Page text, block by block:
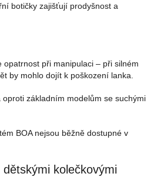
botičky zajišťují prodyšnost a
opatrnost při manipulaci – při silném
by mohlo dojít k poškození lanka.
základním modelům se suchými
BOA nejsou běžně dostupné v
kolečkovými